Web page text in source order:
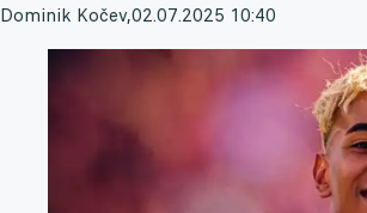
Dominik Kočev,02.07.2025 10:40